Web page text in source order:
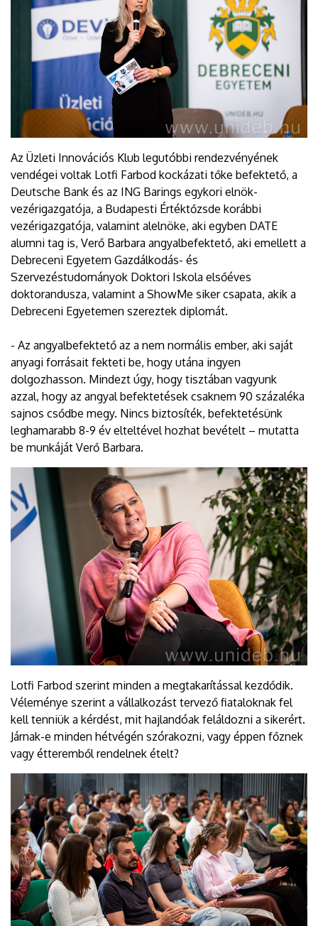
Az Üzleti Innovációs Klub legutóbbi rendezvényének
vendégei voltak Lotfi Farbod kockázati tőke befektető, a
Deutsche Bank és az ING Barings egykori elnök-
vezérigazgatója, a Budapesti Értéktőzsde korábbi
vezérigazgatója, valamint alelnöke, aki egyben DATE
alumni tag is, Verő Barbara angyalbefektető, aki emellett a
Debreceni Egyetem Gazdálkodás- és
Szervezéstudományok Doktori Iskola elsőéves
doktorandusza, valamint a ShowMe siker csapata, akik a
Debreceni Egyetemen szereztek diplomát.
- Az angyalbefektető az a nem normális ember, aki saját
anyagi forrásait fekteti be, hogy utána ingyen
dolgozhasson. Mindezt úgy, hogy tisztában vagyunk
azzal, hogy az angyal befektetések csaknem 90 százaléka
sajnos csődbe megy. Nincs biztosíték, befektetésünk
leghamarabb 8-9 év elteltével hozhat bevételt – mutatta
be munkáját Verő Barbara.
Lotfi Farbod szerint minden a megtakarítással kezdődik.
Véleménye szerint a vállalkozást tervező fiataloknak fel
kell tenniük a kérdést, mit hajlandóak feláldozni a sikerért.
Járnak-e minden hétvégén szórakozni, vagy éppen főznek
vagy étteremből rendelnek ételt?